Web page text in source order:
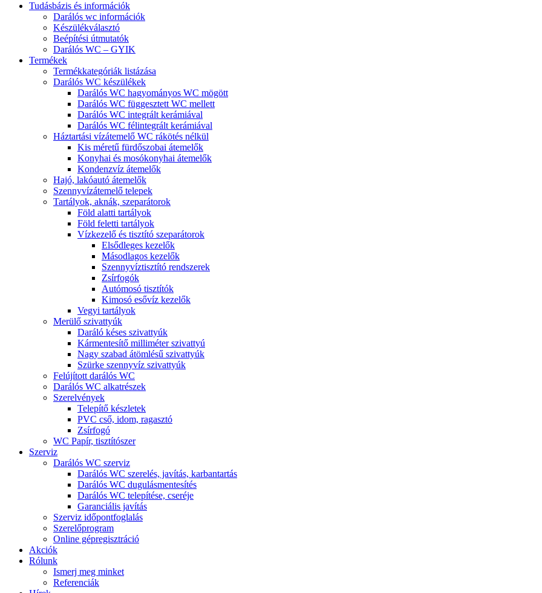
Tudásbázis és információk
Darálós wc információk
Készülékválasztó
Beépítési útmutatók
Darálós WC – GYIK
Termékek
Termékkategóriák listázása
Darálós WC készülékek
Darálós WC hagyományos WC mögött
Darálós WC függesztett WC mellett
Darálós WC integrált kerámiával
Darálós WC félintegrált kerámiával
Háztartási vízátemelő WC rákötés nélkül
Kis méretű fürdőszobai átemelők
Konyhai és mosókonyhai átemelők
Kondenzvíz átemelők
Hajó, lakóautó átemelők
Szennyvízátemelő telepek
Tartályok, aknák, szeparátorok
Föld alatti tartályok
Föld feletti tartályok
Vízkezelő és tisztító szeparátorok
Elsődleges kezelők
Másodlagos kezelők
Szennyvíztisztító rendszerek
Zsírfogók
Autómosó tisztítók
Kimosó esővíz kezelők
Vegyi tartályok
Merülő szivattyúk
Daráló késes szivattyúk
Kármentesítő milliméter szivattyú
Nagy szabad átömlésű szivattyúk
Szürke szennyvíz szivattyúk
Felújított darálós WC
Darálós WC alkatrészek
Szerelvények
Telepítő készletek
PVC cső, idom, ragasztó
Zsírfogó
WC Papír, tisztítószer
Szerviz
Darálós WC szerviz
Darálós WC szerelés, javítás, karbantartás
Darálós WC dugulásmentesítés
Darálós WC telepítése, cseréje
Garanciális javítás
Szerviz időpontfoglalás
Szerelőprogram
Online gépregisztráció
Akciók
Rólunk
Ismerj meg minket
Referenciák